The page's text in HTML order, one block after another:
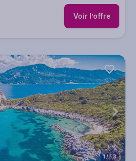
Voir l’offre
1/13